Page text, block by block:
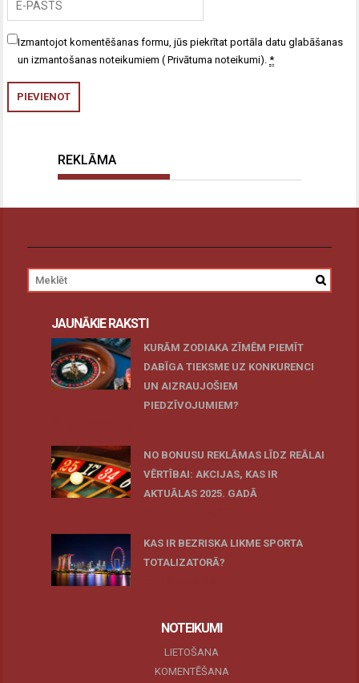
Izmantojot komentēšanas formu, jūs piekrītat portāla datu glabāšanas
un izmantošanas noteikumiem ( Privātuma noteikumi).*
REKLĀMA
JAUNĀKIE RAKSTI
KURĀM ZODIAKA ZĪMĒM PIEMĪT
DABĪGA TIEKSME UZ KONKURENCI
UN AIZRAUJOŠIEM
PIEDZĪVOJUMIEM?
NO BONUSU REKLĀMAS LĪDZ REĀLAI
VĒRTĪBAI: AKCIJAS, KAS IR
AKTUĀLAS 2025. GADĀ
KAS IR BEZRISKA LIKME SPORTA
TOTALIZATORĀ?
NOTEIKUMI
LIETOŠANA
KOMENTĒŠANA